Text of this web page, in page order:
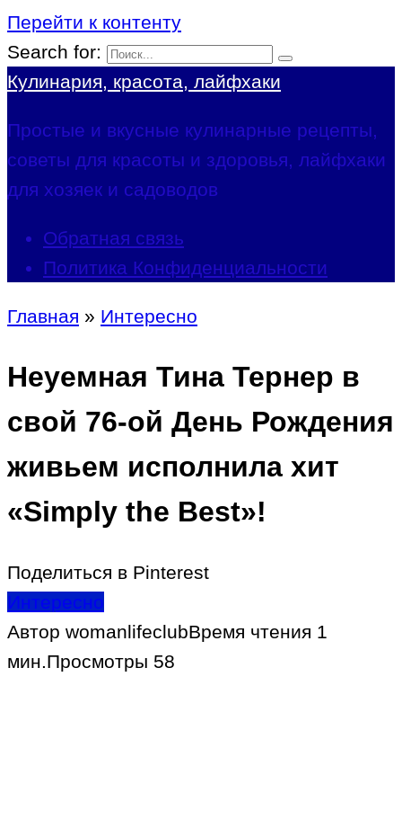
Перейти к контенту
Search for:
Кулинария, красота, лайфхаки
Простые и вкусные кулинарные рецепты,
советы для красоты и здоровья, лайфхаки
для хозяек и садоводов
Обратная связь
Политика Конфиденциальности
Главная » Интересно
Неуемная Тина Тернер в
свой 76-ой День Рождения
живьем исполнила хит
«Simply the Best»!
Поделиться в Pinterest
Интересно
Автор womanlifeclubВремя чтения 1
мин.Просмотры 58